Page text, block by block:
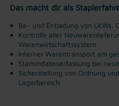
Das macht dir als
Be- und Entladung von LKWs,
Kontrolle aller
Warenwirtschaftssystem
Interner Warentransport am
Stammdatenerfassung bei
Sicherstellung von Ordnung
Lagerbereich